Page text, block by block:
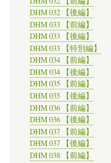
DHM 032 【後編】
DHM 033 【前編】
DHM 033 【後編】
DHM 033 【特別編】
DHM 034 【前編】
DHM 034 【後編】
DHM 035 【前編】
DHM 035 【後編】
DHM 036 【前編】
DHM 036 【後編】
DHM 037 【前編】
DHM 037 【後編】
DHM 038 【前編】